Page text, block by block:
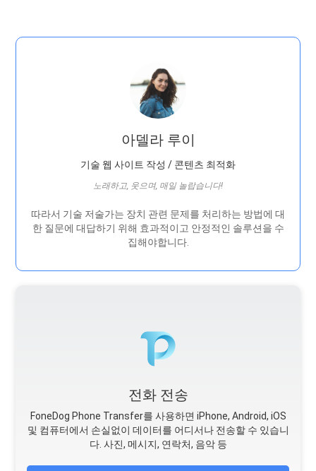
아델라 루이
기술 웹 사이트 작성 / 콘텐츠 최적화
노래하고, 웃으며, 매일 놀랍습니다!
따라서 기술 저술가는 장치 관련 문제를 처리하는 방법에 대
한 질문에 대답하기 위해 효과적이고 안정적인 솔루션을 수
집해야합니다.
전화 전송
FoneDog Phone Transfer를 사용하면 iPhone, Android, iOS
및 컴퓨터에서 손실없이 데이터를 어디서나 전송할 수 있습니
다. 사진, 메시지, 연락처, 음악 등